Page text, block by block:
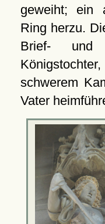
geweiht; ein
Ring herzu.
Brief- und
schwerem
Vater